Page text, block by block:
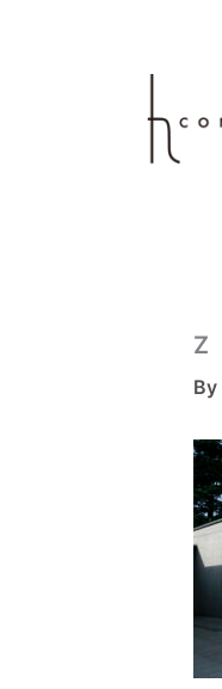
Z
By